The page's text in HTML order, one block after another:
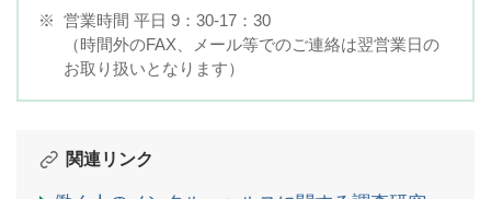
※ 営業時間 平日 9：30-17：30
（時間外のFAX、メール等でのご連絡は翌営業日の
お取り扱いとなります）
関連リンク